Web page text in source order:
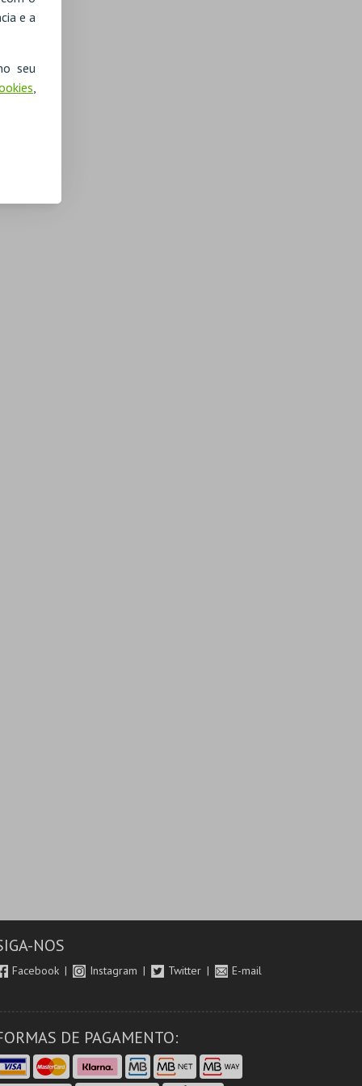
e a
seu
NOS
Facebook Instagram Twitter E-mail
DE PAGAMENTO: